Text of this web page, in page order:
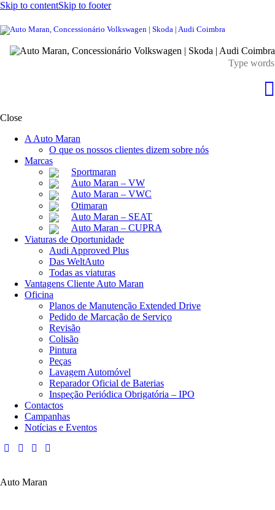
Skip to contentSkip to footer
Close
A Auto Maran
O que os nossos clientes dizem sobre nós
Marcas
Sportmaran
Auto Maran – VW
Auto Maran – VWC
Otimaran
Auto Maran – SEAT
Auto Maran – CUPRA
Viaturas de Oportunidade
Audi Approved Plus
Das WeltAuto
Todas as viaturas
Vantagens Cliente Auto Maran
Oficina
Planos de Manutenção Extended Drive
Pedido de Marcação de Serviço
Revisão
Colisão
Pintura
Peças
Lavagem Automóvel
Reparador Oficial de Baterias
Inspeção Periódica Obrigatória – IPO
Contactos
Campanhas
Notícias e Eventos
Auto Maran